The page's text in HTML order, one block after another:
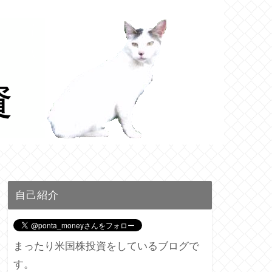
自己紹介
まったり米国株投資をしているブログで
す。